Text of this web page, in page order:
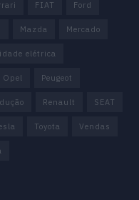
FIAT Ford
Mazda Mercado
elétrica
Opel Peugeot
Renault SEAT
Toyota Vendas